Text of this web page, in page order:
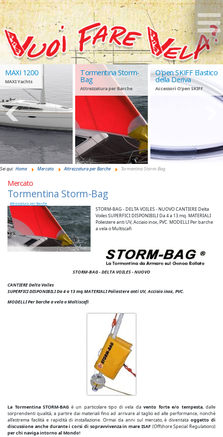
MAXI 1200
MAXI Yachts
Tormentina Storm-
Bag
Attrezzatura per Barche
O'pen SKIFF Elastico
della Deriva
Accessori O'pen SKIFF
GIUDANSKY.COM
Sei qui: Home Mercato Attrezzatura per Barche Tormentina Storm-Bag
Mercato
Tormentina Storm-Bag
Attrezzatura per Barche
STORM-BAG - DELTA VOILES - NUOVO CANTIERE Delta
Voiles SUPERFICI DISPONIBILI Da 4 a 13 mq. MATERIALI
Poliestere anti UV, Acciaio inox, PVC. MODELLI Per barche
a vela o Multiscafi
STORM-BAG - DELTA VOILES- NUOVO
CANTIERE Delta Voiles
SUPERFICI DISPONIBILI Da 4 a 13 mq. MATERIALI Poliestere anti UV, Acciaio inox, PVC.
MODELLI Per barche a vela o Moltiscafi
La Tormentina STORM-BAG è un particolare tipo di vela da vento forte e/o tempesta, dalle
sorprendenti qualità; a partire dai materiali fino ad arrivare al taglio ed alle performance, nonchè
all'estrema facilità e rapidità di installazione. Ormai da anni sul mercato, è diventataoggetto di
discussione anche durante i corsi di sopravvivenza in mare ISAF(Offshore Special Regulations)
per chi naviga intorno al Mondo!